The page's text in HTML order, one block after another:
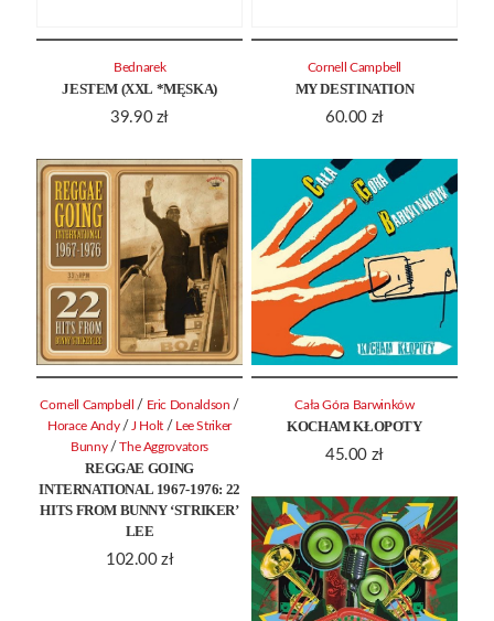
JESTEM (XXL *MĘSKA)
39.90 zł
Bednarek
MY DESTINATION
60.00 zł
Cornell Campbell
REGGAE GOING
INTERNATIONAL 1967-1976: 22
HITS FROM BUNNY ‘STRIKER’
LEE
102.00 zł
Cornell Campbell / Eric Donaldson /
Horace Andy /J Holt /
Lee Striker
Bunny /The Aggrovators
KOCHAM KŁOPOTY
45.00 zł
Cała Góra Barwinków